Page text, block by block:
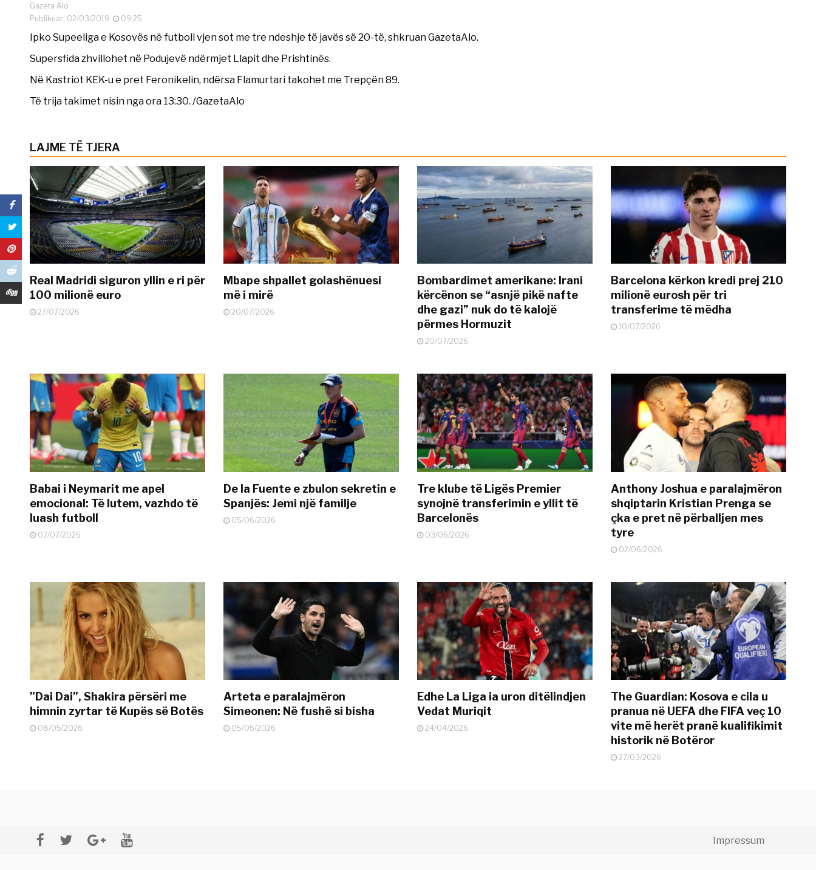
Gazeta Alo
Publikuar: 02/03/2019
09:25
Ipko Supeeliga e Kosovës në futboll vjen sot me tre ndeshje të javës së 20-të, shkruan GazetaAlo.
Supersfida zhvillohet në Podujevë ndërmjet Llapit dhe Prishtinës.
Në Kastriot KEK-u e pret Feronikelin, ndërsa Flamurtari takohet me Trepçën 89.
Të trija takimet nisin nga ora 13:30. /GazetaAlo
LAJME TË TJERA
Real Madridi siguron yllin e ri për
100 milionë euro
27/07/2026
Mbape shpallet golashënuesi
më i mirë
20/07/2026
Bombardimet amerikane: Irani
kërcënon se “asnjë pikë nafte
dhe gazi” nuk do të kalojë
përmes Hormuzit
20/07/2026
Barcelona kërkon kredi prej 210
milionë eurosh për tri
transferime të mëdha
10/07/2026
Babai i Neymarit me apel
emocional: Të lutem, vazhdo të
luash futboll
07/07/2026
De la Fuente e zbulon sekretin e
Spanjës: Jemi një familje
05/06/2026
Tre klube të Ligës Premier
synojnë transferimin e yllit të
Barcelonës
03/06/2026
Anthony Joshua e paralajmëron
shqiptarin Kristian Prenga se
çka e pret në përballjen mes
tyre
02/06/2026
”Dai Dai”, Shakira përsëri me
himnin zyrtar të Kupës së Botës
08/05/2026
Arteta e paralajmëron
Simeonen: Në fushë si bisha
05/05/2026
Edhe La Liga ia uron ditëlindjen
Vedat Muriqit
24/04/2026
The Guardian: Kosova e cila u
pranua në UEFA dhe FIFA veç 10
vite më herët pranë kualifikimit
historik në Botëror
27/03/2026
Impressum